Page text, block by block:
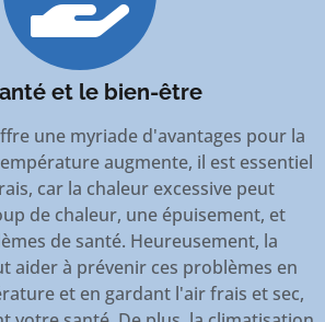
et le bien-être
une myriade d'avantages pour la
augmente, il est essentiel
car la chaleur excessive peut
de chaleur, une épuisement, et
de santé. Heureusement, la
aider à prévenir ces problèmes en
et en gardant l'air frais et sec,